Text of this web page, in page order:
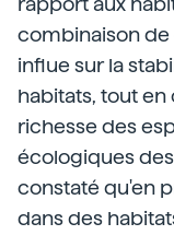
combinaison
influe sur la
habitats, tout
richesse des
écologiques
constaté qu'en
dans des